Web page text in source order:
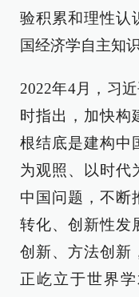
验积累和理性认
国经济学自主知
2022年4月，习
时指出，加快构
根结底是建构中
为观照、以时代
中国问题，不断
转化、创新性发
创新、方法创新
正屹立于世界